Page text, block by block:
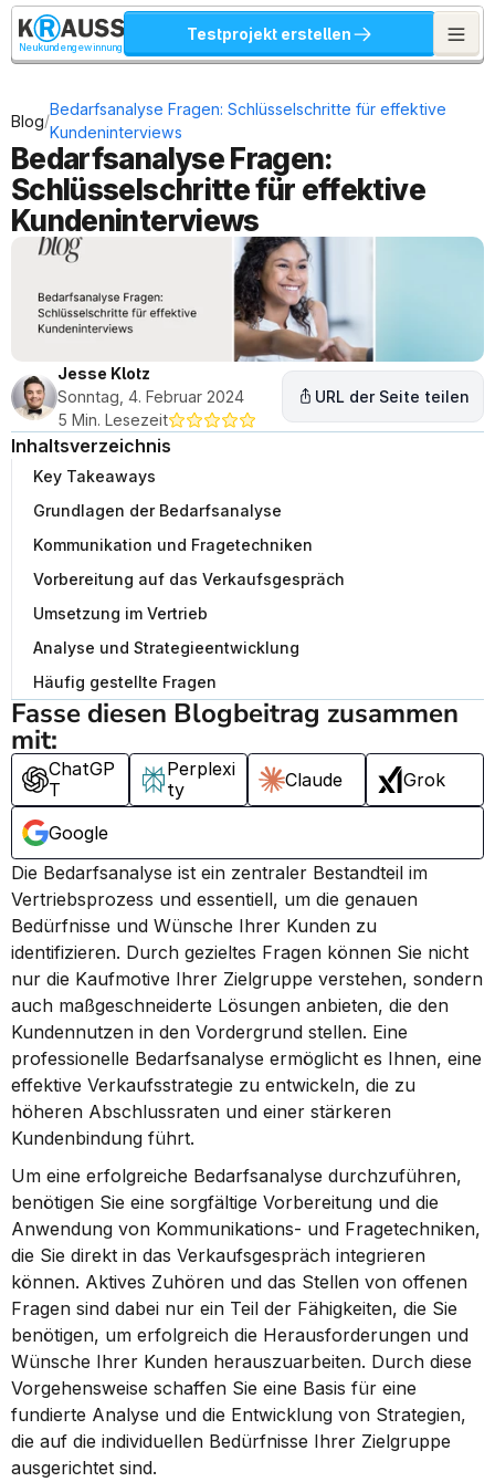
Neukundengewinnung
Testprojekt erstellen
Blog/
Bedarfsanalyse Fragen: Schlüsselschritte für effektive
Kundeninterviews
Bedarfsanalyse Fragen:
Schlüsselschritte für effektive
Kundeninterviews
Jesse Klotz
Sonntag, 4. Februar 2024
5 Min. Lesezeit
URL der Seite teilen
Inhaltsverzeichnis
Key Takeaways
Grundlagen der Bedarfsanalyse
Kommunikation und Fragetechniken
Vorbereitung auf das Verkaufsgespräch
Umsetzung im Vertrieb
Analyse und Strategieentwicklung
Häufig gestellte Fragen
Fasse diesen Blogbeitrag zusammen
mit:
ChatGP
T
Perplexi
ty
Claude Grok
Google
Die Bedarfsanalyse ist ein zentraler Bestandteil im
Vertriebsprozess und essentiell, um die genauen
Bedürfnisse und Wünsche Ihrer Kunden zu
identifizieren. Durch gezieltes Fragen können Sie nicht
nur die Kaufmotive Ihrer Zielgruppe verstehen, sondern
auch maßgeschneiderte Lösungen anbieten, die den
Kundennutzen in den Vordergrund stellen. Eine
professionelle Bedarfsanalyse ermöglicht es Ihnen, eine
effektive Verkaufsstrategie zu entwickeln, die zu
höheren Abschlussraten und einer stärkeren
Kundenbindung führt.
Um eine erfolgreiche Bedarfsanalyse durchzuführen,
benötigen Sie eine sorgfältige Vorbereitung und die
Anwendung von Kommunikations- und Fragetechniken,
die Sie direkt in das Verkaufsgespräch integrieren
können. Aktives Zuhören und das Stellen von offenen
Fragen sind dabei nur ein Teil der Fähigkeiten, die Sie
benötigen, um erfolgreich die Herausforderungen und
Wünsche Ihrer Kunden herauszuarbeiten. Durch diese
Vorgehensweise schaffen Sie eine Basis für eine
fundierte Analyse und die Entwicklung von Strategien,
die auf die individuellen Bedürfnisse Ihrer Zielgruppe
ausgerichtet sind.